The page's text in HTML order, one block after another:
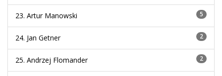
23. Artur Manowski 5
24. Jan Getner 2
25. Andrzej Flomander 2